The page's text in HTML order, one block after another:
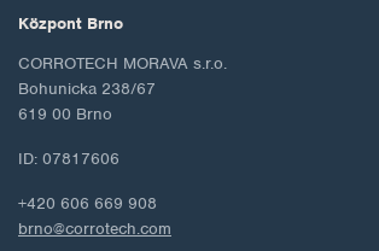
Központ Brno
CORROTECH MORAVA s.r.o.
Bohunicka 238/67
619 00 Brno
ID: 07817606
+420 606 669 908
brno@corrotech.com